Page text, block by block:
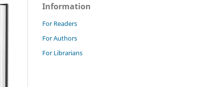
Information
For Readers
For Authors
For Librarians